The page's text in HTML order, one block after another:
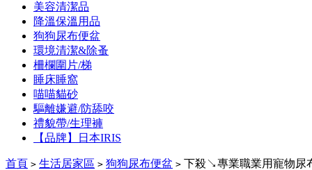
美容清潔品
降溫保溫用品
狗狗尿布便盆
環境清潔&除蚤
柵欄圍片/梯
睡床睡窩
喵喵貓砂
驅離嫌避/防舔咬
禮貌帶/生理褲
【品牌】日本IRIS
首頁 > 生活居家區 > 狗狗尿布便盆 > 下殺↘專業職業用寵物尿